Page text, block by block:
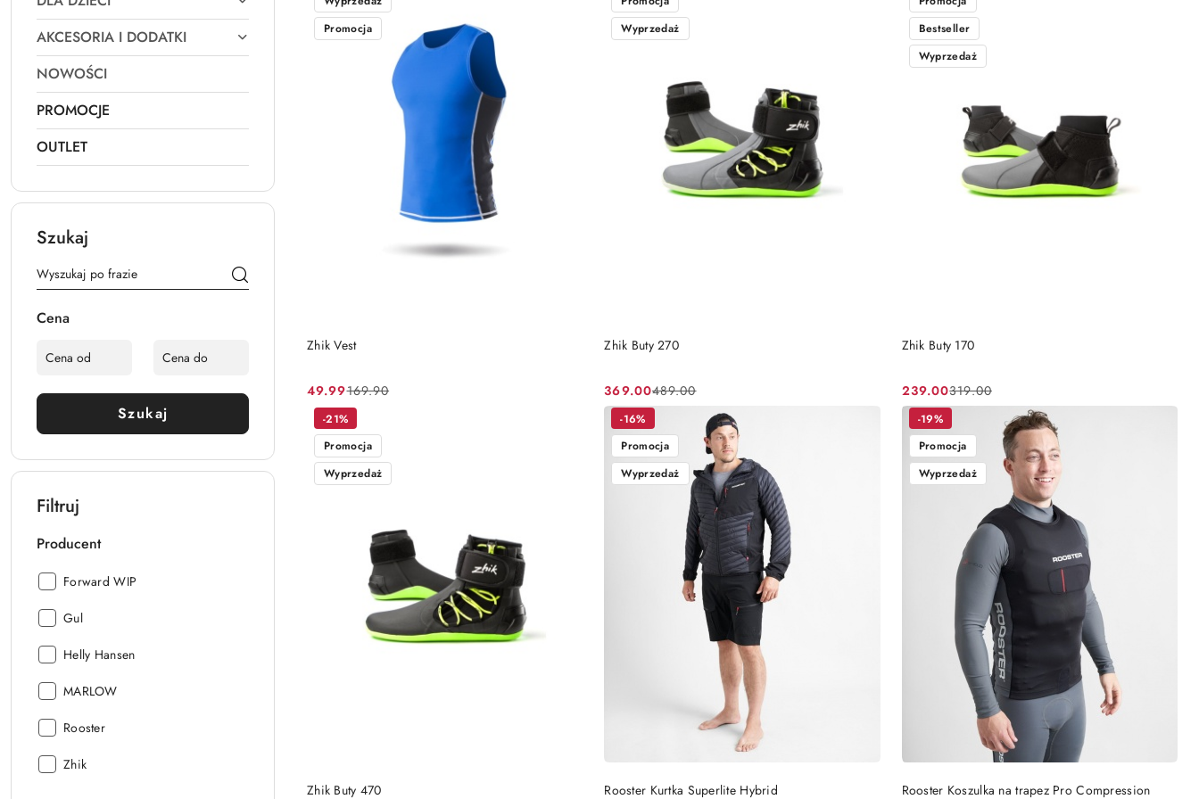
AKCESORIA I DODATKI
NOWOŚCI
PROMOCJE
OUTLET
Szukaj
Cena
Szukaj
Filtruj
Producent
Producent:
Forward WIP
Producent:
Gul
Producent:
Helly Hansen
Producent:
MARLOW
Producent:
Rooster
Producent:
Zhik
Zhik Vest
Cena
promocyjna:
49.99
Cena
przed
promocją:
169.90
Promocja
Zhik Buty 270
Cena
promocyjna:
369.00
Cena
przed
promocją:
489.00
Wyprzedaż
Zhik Buty 170
Cena
promocyjna:
239.00
Cena
przed
promocją:
319.00
Bestseller
Wyprzedaż
Zhik Buty 470
-21%
Promocja
Wyprzedaż
Rooster Kurtka Superlite Hybrid
-16%
Promocja
Wyprzedaż
DO KOSZYKA Rooster Koszulka na trapez Pro Compression
-19%
Promocja
Wyprzedaż
DO KOSZYKA